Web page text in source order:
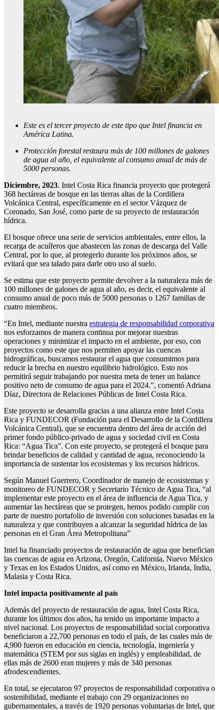
Este es el tercer proyecto de este tipo que Intel financia en
América Latina.
Protección forestal restaura más de 100 millones de galones
de agua al año, el equivalente al consumo anual de más de
5000 personas.
Diciembre, 2023. Intel Costa Rica financia proyecto que protegerá
368 hectáreas de bosque en las tierras altas de la Cordillera
Volcánica Central, específicamente en el sector Vázquez de
Coronado, San José, como parte de su proyecto de restauración
hídrica.
El bosque ofrece una serie de servicios ambientales, entre ellos, la
recarga de acuíferos que abastecen las zonas de descarga del Valle
Central, por lo que, al protegerlo durante los próximos años, se
evitará que sea talado para darle otro uso al suelo.
Se estima que este proyecto permite devolver a la naturaleza más de
100 millones de galones de agua al año, es decir, el equivalente al
consumo anual de poco más de 5000 personas o 1267 familias de
cuatro miembros.
“En Intel, mediante nuestra estrategia de responsabilidad corporativa
nos esforzamos de manera continua por mejorar nuestras
operaciones y minimizar el impacto en el ambiente, por eso, con
proyectos como este que nos permiten apoyar las cuencas
hidrográficas, buscamos restaurar el agua que consumimos para
reducir la brecha en nuestro equilibrio hidrológico. Esto nos
permitirá seguir trabajando por nuestra meta de tener un balance
positivo neto de consumo de agua para el 2024.”, comentó Adriana
Díaz, Directora de Relaciones Públicas de Intel Costa Rica.
Este proyecto se desarrolla gracias a una alianza entre Intel Costa
Rica y FUNDECOR (Fundación para el Desarrollo de la Cordillera
Volcánica Central), que se encuentra dentro del área de acción del
primer fondo público-privado de agua y sociedad civil en Costa
Rica: “Agua Tica”. Con este proyecto, se protegerá el bosque para
brindar beneficios de calidad y cantidad de agua, reconociendo la
importancia de sustentar los ecosistemas y los recursos hídricos.
Según Manuel Guerrero, Coordinador de manejo de ecosistemas y
monitoreo de FUNDECOR y Secretario Técnico de Agua Tica, “al
implementar este proyecto en el área de influencia de Agua Tica, y
aumentar las hectáreas que se protegen, hemos podido cumplir con
parte de nuestro portafolio de inversión con soluciones basadas en la
naturaleza y que contribuyen a alcanzar la seguridad hídrica de las
personas en el Gran Área Metropolitana”
Intel ha financiado proyectos de restauración de agua que benefician
las cuencas de agua en Arizona, Oregón, California, Nuevo México
y Texas en los Estados Unidos, así como en México, Irlanda, India,
Malasia y Costa Rica.
Intel impacta positivamente al país
Además del proyecto de restauración de agua, Intel Costa Rica,
durante los últimos dos años, ha tenido un importante impacto a
nivel nacional. Los proyectos de responsabilidad social corporativa
beneficiaron a 22,700 personas en todo el país, de las cuales más de
4,900 fueron en educación en ciencia, tecnología, ingeniería y
matemática (STEM por sus siglas en inglés) y empleabilidad, de
ellas más de 2600 eran mujeres y más de 340 personas
afrodescendientes.
En total, se ejecutaron 97 proyectos de responsabilidad corporativa o
sostenibilidad, mediante el trabajo con 29 organizaciones no
gubernamentales, a través de 1920 personas voluntarias de Intel, que